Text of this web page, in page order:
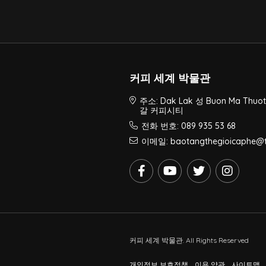
커피 세계 박물관
주소: Dak Lak 성 Buon Ma
갈 커피시티
전화 번호: 089 935 53 68
이메일:
커피 세계 박물관. All Rights Reserved